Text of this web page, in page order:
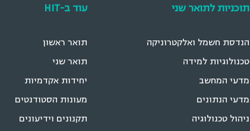
תוכניות לתואר שני
הנדסת חשמל ואלקטרוניקה
טכנולוגיות למידה
מדעי המחשב
מדעי הנתונים
ניהול טכנולוגיה
עוד ב-HIT
תואר ראשון
תואר שני
יחידות אקדמיות
מעונות הסטודנטים
תקנונים וידיעונים